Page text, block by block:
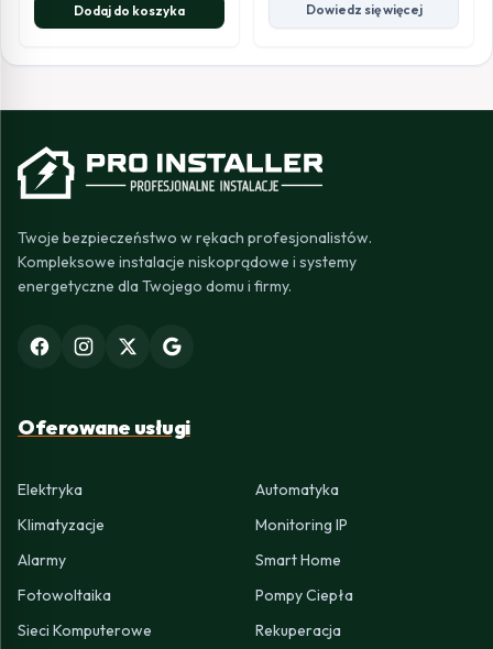
Dodaj do koszyka Dowiedz się więcej
Twoje bezpieczeństwo w rękach profesjonalistów.
Kompleksowe instalacje niskoprądowe i systemy
energetyczne dla Twojego domu i firmy.
Oferowane usługi
Elektryka
Automatyka
Klimatyzacje
Monitoring IP
Alarmy
Smart Home
Fotowoltaika
Pompy Ciepła
Sieci Komputerowe
Rekuperacja